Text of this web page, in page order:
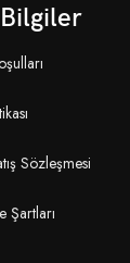
Sözleşmesi
Şartları